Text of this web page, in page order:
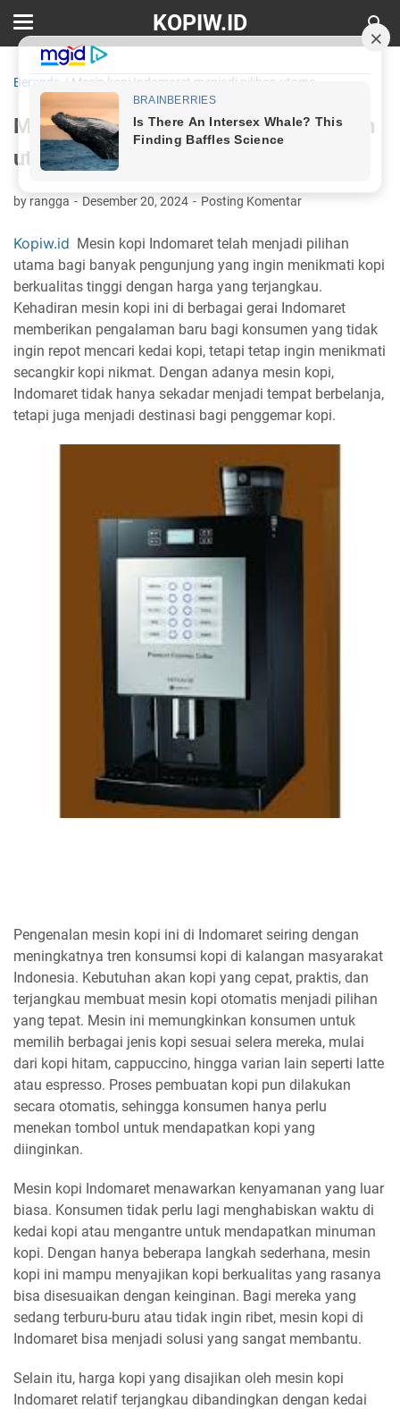
KOPIW.ID
Beranda / Mesin kopi Indomaret menjadi pilihan utama
Mesin kopi Indomaret menjadi pilihan
utama
by rangga Desember 20, 2024 Posting Komentar
Kopiw.id Mesin kopi Indomaret telah menjadi pilihan
utama bagi banyak pengunjung yang ingin menikmati kopi
berkualitas tinggi dengan harga yang terjangkau.
Kehadiran mesin kopi ini di berbagai gerai Indomaret
memberikan pengalaman baru bagi konsumen yang tidak
ingin repot mencari kedai kopi, tetapi tetap ingin menikmati
secangkir kopi nikmat. Dengan adanya mesin kopi,
Indomaret tidak hanya sekadar menjadi tempat berbelanja,
tetapi juga menjadi destinasi bagi penggemar kopi.
Pengenalan mesin kopi ini di Indomaret seiring dengan
meningkatnya tren konsumsi kopi di kalangan masyarakat
Indonesia. Kebutuhan akan kopi yang cepat, praktis, dan
terjangkau membuat mesin kopi otomatis menjadi pilihan
yang tepat. Mesin ini memungkinkan konsumen untuk
memilih berbagai jenis kopi sesuai selera mereka, mulai
dari kopi hitam, cappuccino, hingga varian lain seperti latte
atau espresso. Proses pembuatan kopi pun dilakukan
secara otomatis, sehingga konsumen hanya perlu
menekan tombol untuk mendapatkan kopi yang
diinginkan.
Mesin kopi Indomaret menawarkan kenyamanan yang luar
biasa. Konsumen tidak perlu lagi menghabiskan waktu di
kedai kopi atau mengantre untuk mendapatkan minuman
kopi. Dengan hanya beberapa langkah sederhana, mesin
kopi ini mampu menyajikan kopi berkualitas yang rasanya
bisa disesuaikan dengan keinginan. Bagi mereka yang
sedang terburu-buru atau tidak ingin ribet, mesin kopi di
Indomaret bisa menjadi solusi yang sangat membantu.
Selain itu, harga kopi yang disajikan oleh mesin kopi
Indomaret relatif terjangkau dibandingkan dengan kedai